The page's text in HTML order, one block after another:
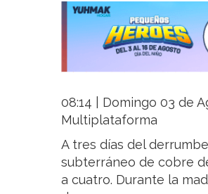
08:14 | Domingo 03 de
Multiplataforma
A tres días del
subterráneo de cobre
a cuatro. Durante la